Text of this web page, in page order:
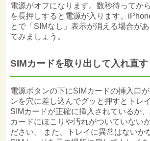
電源がオフになります。数秒待ってか
を長押しすると電源が入ります。
とで「SIMなし」表示が消える場合が
てみましょう。
SIMカードを取り出して入れ直す
電源ボタンの下にSIMカードの挿入口
ンを穴に差し込んでグッと押すとトレ
SIMカードが正確に挿入されているか
カードにほこりや汚れがついていない
ださい。 また、トレイに異常はないか